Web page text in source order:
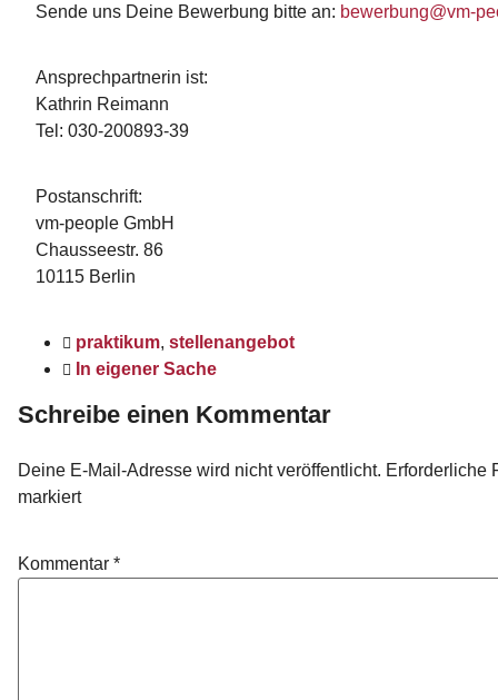
Sende uns Deine Bewerbung bitte an: bewerbung@vm-
Ansprechpartnerin ist:
Kathrin Reimann
Tel: 030-200893-39
Postanschrift:
vm-people GmbH
Chausseestr. 86
10115 Berlin
praktikum, stellenangebot
In eigener Sache
Schreibe einen Kommentar
Deine E-Mail-Adresse wird nicht veröffentlicht. Erforderliche
markiert
Kommentar *